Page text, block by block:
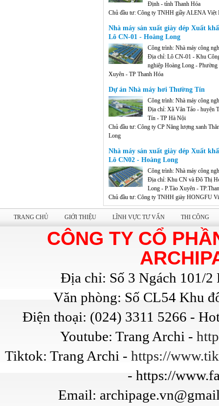
Định - tỉnh Thanh Hóa
Chủ đầu tư: Công ty TNHH giầy ALENA Việt
(23,083 ha)
Nhà máy sản xuất giày dép Xuất
Lô CN-01 - Hoàng Long
Công trình: Nhà máy công
Địa chỉ: Lô CN-01 - Khu
nghiệp Hoàng Long - Phường
Xuyên - TP Thanh Hóa
Diện tích: Diện tích đất quy hoạch chi tiết:
m2 (5,14435 ha)
Dự án Nhà máy hơi Thường Tín
Công trình: Nhà máy công
Địa chỉ: Xã Vân Tảo - huyện
Tín - TP Hà Nội
Chủ đầu tư: Công ty CP Năng lượng xanh
Long
Nhà máy sản xuất giày dép Xuất
Lô CN02 - Hoàng Long
Công trình: Nhà máy công
Địa chỉ: Khu CN và Đô Thị
Long - P.Tào Xuyên -
Chủ đầu tư: Công ty TNHH giày HONGFU
Nam
Diện tích: Tổng diện tích đất xây dựng dự án:
TRANG CHỦ GIỚI THIỆU LĨNH VỰC TƯ VẤN THI CÔNG
CÔNG TY CỔ
Địa chỉ: Số 3 Ngách 101/2
Văn phòng: Số CL54 Khu
Điện thoại: (024) 3311 5266 -
Youtube: Trang Archi -
Tiktok: Trang Archi - https://
- https://
Email: